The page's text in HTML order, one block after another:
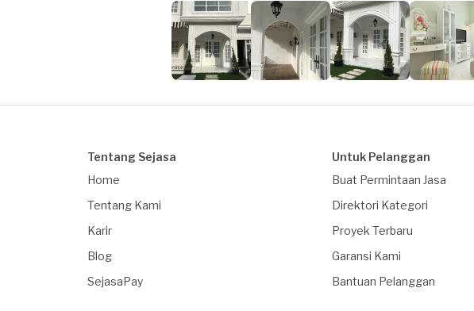
Tentang Sejasa
Home
Tentang Kami
Karir
Blog
SejasaPay
Untuk Pelanggan
Buat Permintaan Jasa
Direktori Kategori
Proyek Terbaru
Garansi Kami
Bantuan Pelanggan